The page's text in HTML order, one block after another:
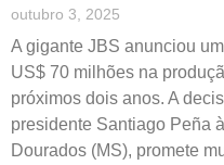
outubro 3, 2025
A gigante JBS anunciou
US$ 70 milhões na
próximos dois anos. A
presidente Santiago Peña
Dourados (MS), promete